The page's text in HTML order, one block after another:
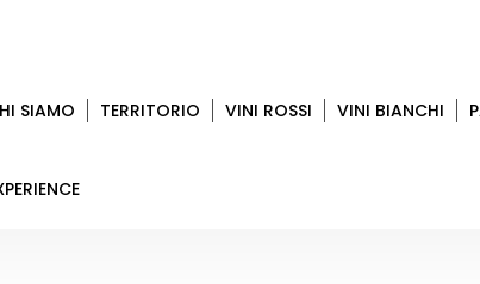
SIAMO TERRITORIO VINI ROSSI VINI BIANCHI